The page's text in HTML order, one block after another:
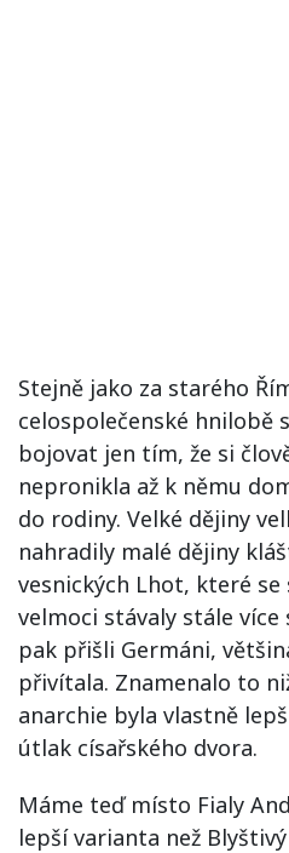
Stejně jako za starého
celospolečenské hnilobě
bojovat jen tím, že si
nepronikla až k němu
do rodiny. Velké dějiny
nahradily malé dějiny
vesnických Lhot, které
velmoci stávaly stále více
pak přišli Germáni,
přivítala. Znamenalo to
anarchie byla vlastně
útlak císařského dvora.
Máme teď místo Fialy
lepší varianta než